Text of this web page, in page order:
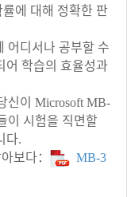
에 대해 정확한 판
어디서나 공부할 수
어 학습의 효율성과
신이 Microsoft MB-
이 시험을 직면할
다.
보다：
MB-3